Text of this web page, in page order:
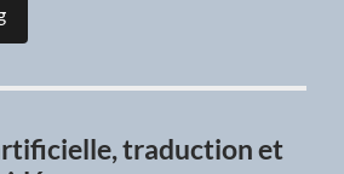
traduction et